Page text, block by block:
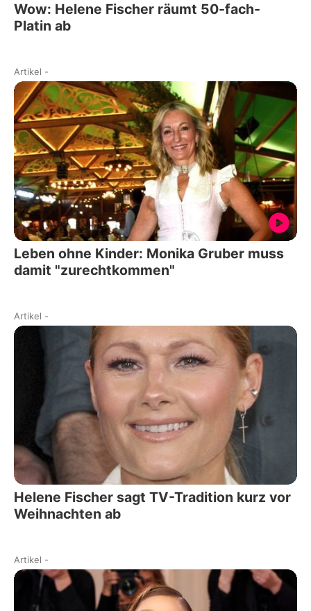
Wow: Helene Fischer räumt 50-fach-
Platin ab
Artikel -
Leben ohne Kinder: Monika Gruber muss
damit "zurechtkommen"
Artikel -
Helene Fischer sagt TV-Tradition kurz vor
Weihnachten ab
Artikel -